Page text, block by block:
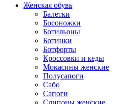
Женская обувь
Балетки
Босоножки
Ботильоны
Ботинки
Ботфорты
Кроссовки и кеды
Мокасины женские
Полусапоги
Сабо
Сапоги
Слипоны женские